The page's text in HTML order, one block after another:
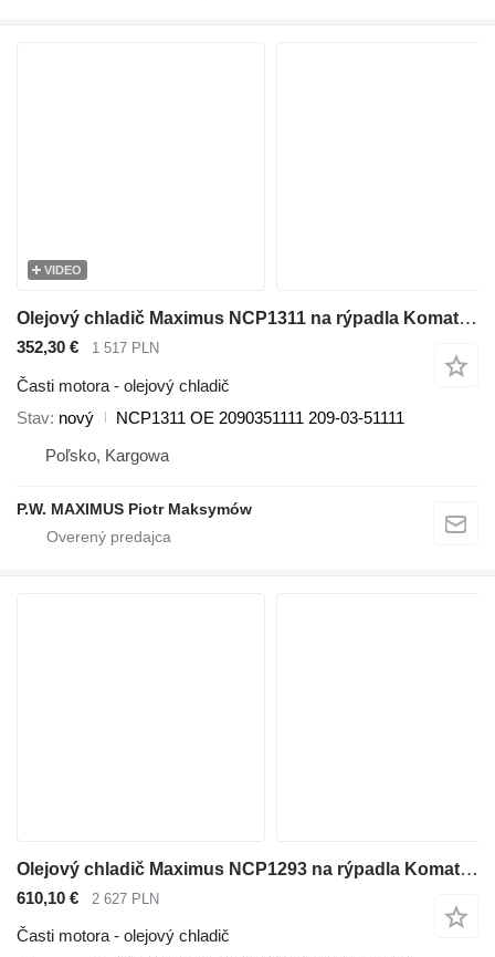
VIDEO
Olejový chladič Maximus NCP1311 na rýpadla Komatsu PC650 PC710 PC1600
352,30 € 1 517 PLN
Časti motora - olejový chladič
Stav nový
NCP1311 OE 2090351111 209-03-51111
Poľsko, Kargowa
P.W. MAXIMUS Piotr Maksymów
Olejový chladič Maximus NCP1293 na rýpadla Komatsu PC360 PC350 PC300 PC340 PC380
610,10 € 2 627 PLN
Časti motora - olejový chladič